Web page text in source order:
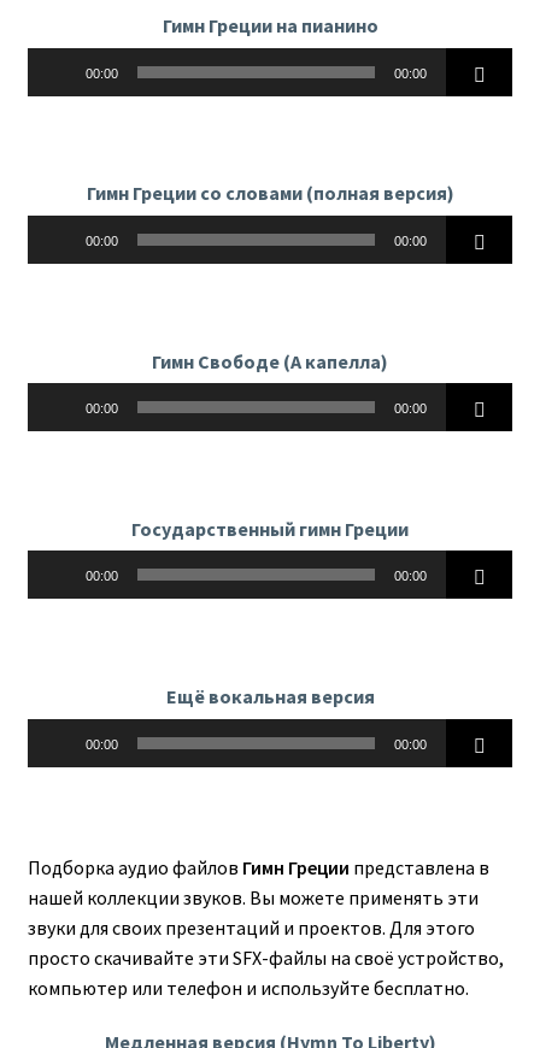
Гимн Греции на пианино
00:00 00:00
Гимн Греции со словами (полная версия)
00:00 00:00
Гимн Свободе (А капелла)
00:00 00:00
Государственный гимн Греции
00:00 00:00
Ещё вокальная версия
00:00 00:00
Подборка аудио файлов Гимн Греции представлена в
нашей коллекции звуков. Вы можете применять эти
звуки для своих презентаций и проектов. Для этого
просто скачивайте эти SFX-файлы на своё устройство,
компьютер или телефон и используйте бесплатно.
Медленная версия (Hymn To Liberty)